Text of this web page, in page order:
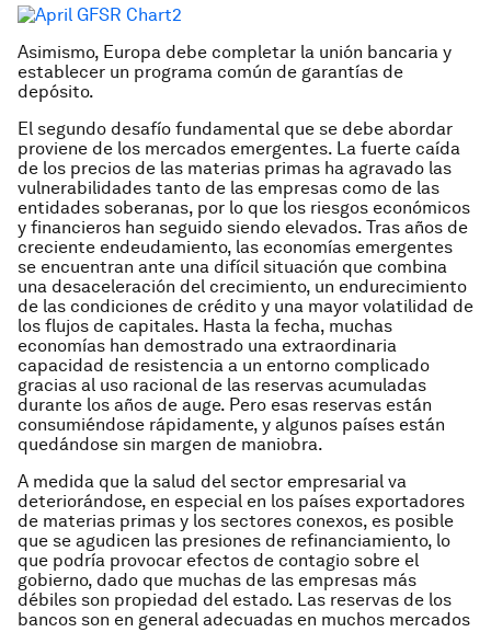
Asimismo, Europa debe completar la unión bancaria y
establecer un programa común de garantías de
depósito.
El segundo desafío fundamental que se debe abordar
proviene de los mercados emergentes. La fuerte caída
de los precios de las materias primas ha agravado las
vulnerabilidades tanto de las empresas como de las
entidades soberanas, por lo que los riesgos económicos
y financieros han seguido siendo elevados. Tras años de
creciente endeudamiento, las economías emergentes
se encuentran ante una difícil situación que combina
una desaceleración del crecimiento, un endurecimiento
de las condiciones de crédito y una mayor volatilidad de
los flujos de capitales. Hasta la fecha, muchas
economías han demostrado una extraordinaria
capacidad de resistencia a un entorno complicado
gracias al uso racional de las reservas acumuladas
durante los años de auge. Pero esas reservas están
consumiéndose rápidamente, y algunos países están
quedándose sin margen de maniobra.
A medida que la salud del sector empresarial va
deteriorándose, en especial en los países exportadores
de materias primas y los sectores conexos, es posible
que se agudicen las presiones de refinanciamiento, lo
que podría provocar efectos de contagio sobre el
gobierno, dado que muchas de las empresas más
débiles son propiedad del estado. Las reservas de los
bancos son en general adecuadas en muchos mercados